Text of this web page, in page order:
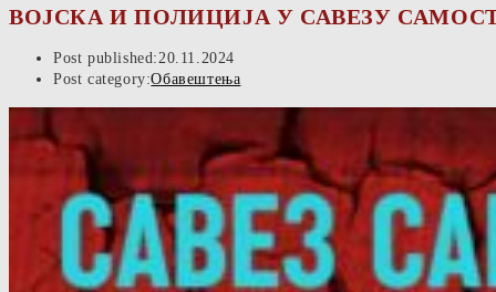
ВОЈСКА И ПОЛИЦИЈА У САВЕЗУ
Post published:20.11.2024
Post category:Обавештења